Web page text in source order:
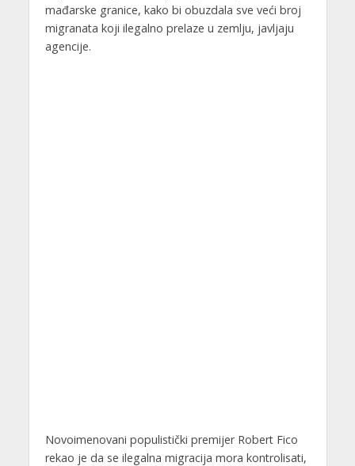
mađarske granice, kako bi obuzdala sve veći broj
migranata koji ilegalno prelaze u zemlju, javljaju
agencije.
Novoimenovani populistički premijer Robert Fico
rekao je da se ilegalna migracija mora kontrolisati,